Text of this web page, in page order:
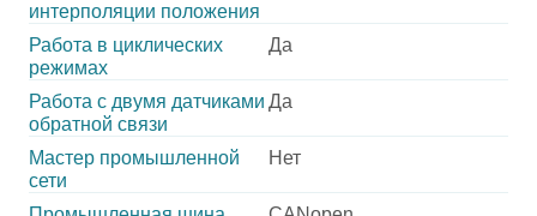
интерполяции положения
Работа в циклических
режимах
Да
Работа с двумя датчиками
обратной связи
Да
Мастер промышленной
сети
Нет